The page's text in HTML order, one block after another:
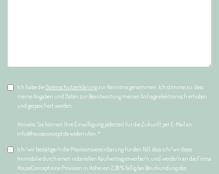
Ich habe die Datenschutzerklärungzur Kenntnis genommen. Ich stimme zu, dass
meine Angaben und Daten zur Beantwortung meiner Anfrage elektronisch erhoben
und gespeichert werden.
Hinweis: Sie können Ihre Einwilligung jederzeit für die Zukunft per E-Mail an
info@houseconcept.de widerrufen. *
Ich/wir bestätige/n die Provisionsvereinbarung für den Fall, dass ich/wir diese
Immobilie durch einen notariellen Kaufvertrag erwerbe/n, und werde/n an die Firma
HouseConcept eine Provision in Höhe von 2,38 % fällig bei Beurkundung des